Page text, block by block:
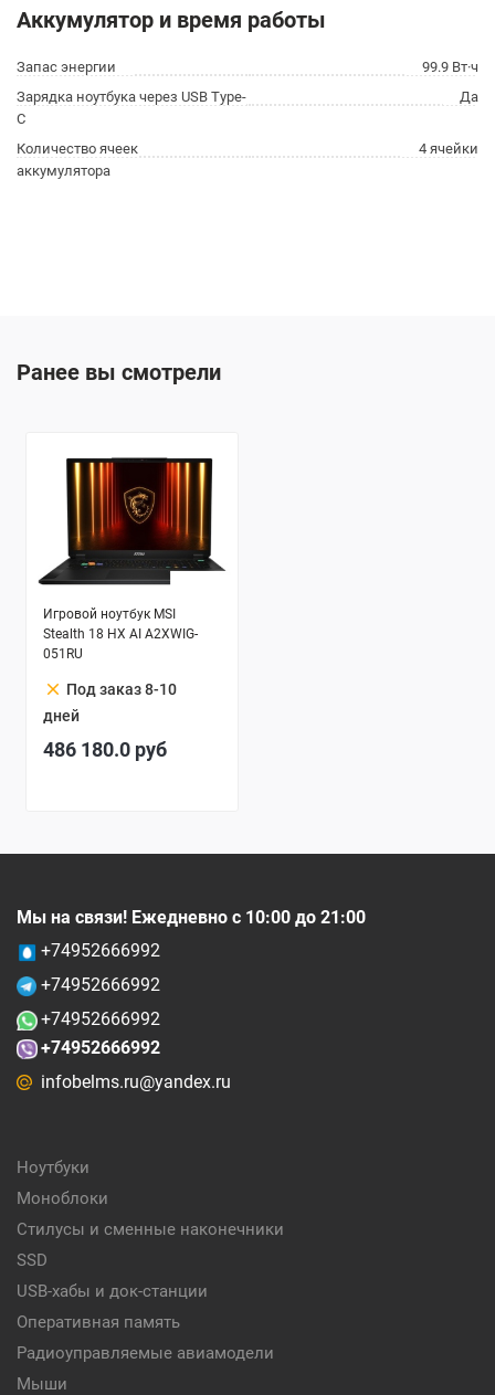
Аккумулятор и время работы
Запас энергии
99.9 Вт·ч
Зарядка ноутбука через USB Type-
C
Да
Количество ячеек
аккумулятора
4 ячейки
Ранее вы смотрели
Игровой ноутбук MSI
Stealth 18 HX AI A2XWIG-
051RU
clear Под заказ 8-10
дней
486 180.0 руб
Мы на связи! Ежедневно с 10:00 до 21:00
+74952666992
+74952666992
+74952666992
+74952666992
infobelms.ru@yandex.ru
Ноутбуки
Моноблоки
Стилусы и сменные наконечники
SSD
USB-хабы и док-станции
Оперативная память
Радиоуправляемые авиамодели
Мыши